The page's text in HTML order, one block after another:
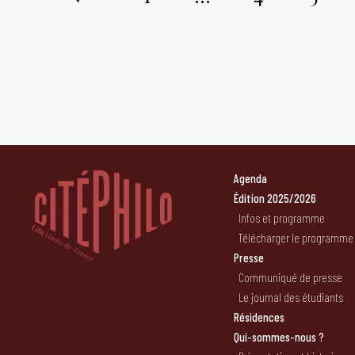
Agenda
Édition 2025/2026
Infos et programme
Télécharger le programme
Presse
Communiqué de presse
Le journal des étudiants
Résidences
Qui-sommes-nous ?